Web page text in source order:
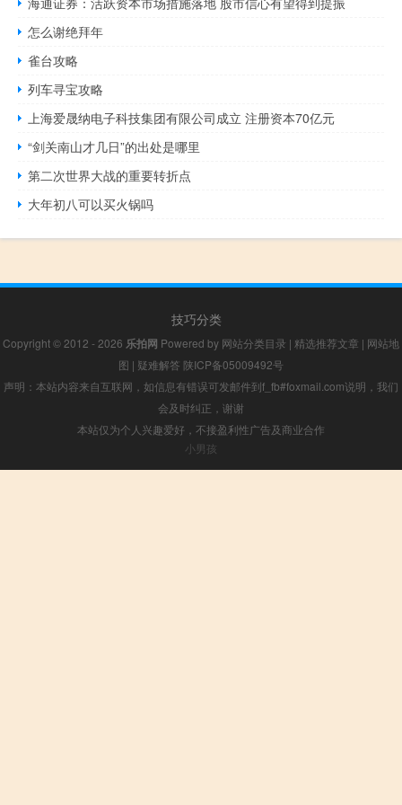
怎么谢绝拜年
雀台攻略
列车寻宝攻略
上海爱晟纳电子科技集团有限公司成立 注册资本70亿元
“剑关南山才几日”的出处是哪里
第二次世界大战的重要转折点
大年初八可以买火锅吗
技巧分类
Copyright © 2012 - 2026 乐拍网 Powered by 网站分类目录 | 精选推荐文章 | 网站地
图 | 疑难解答 陕ICP备05009492号
声明：本站内容来自互联网，如信息有错误可发邮件到f_fb#foxmail.com说明，我们
会及时纠正，谢谢
本站仅为个人兴趣爱好，不接盈利性广告及商业合作
小男孩